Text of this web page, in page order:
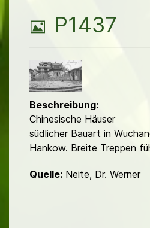
B
l
d
P1437
Beschreibung:
Chinesische Häuser
südlicher Bauart in
Hankow. Breite Treppen
Quelle: Neite, Dr. Werner